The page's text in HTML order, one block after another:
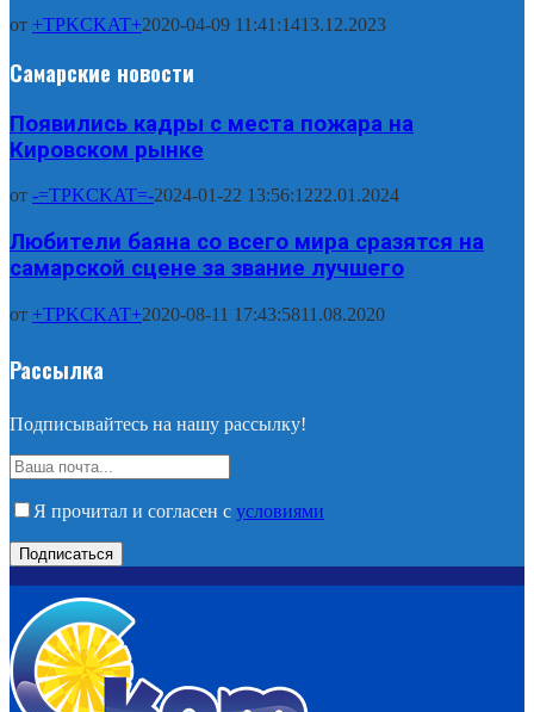
от +TPKCKAT+2020-04-09 11:41:1413.12.2023
Самарские новости
Появились кадры с места пожара на
Кировском рынке
от -=TPKCKAT=-2024-01-22 13:56:1222.01.2024
Любители баяна со всего мира сразятся на
самарской сцене за звание лучшего
от +TPKCKAT+2020-08-11 17:43:5811.08.2020
Рассылка
Подписывайтесь на нашу рассылку!
Я прочитал и согласен с условиями